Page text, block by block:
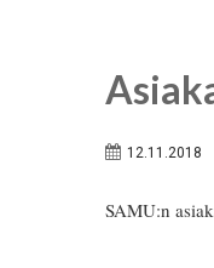
12.11.2018
SAMU:n